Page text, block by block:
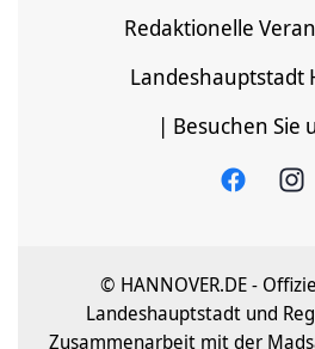
Redaktionelle
Landeshauptstadt
| Besuchen Sie
© HANNOVER.DE -
Landeshauptstadt und
Zusammenarbeit mit der